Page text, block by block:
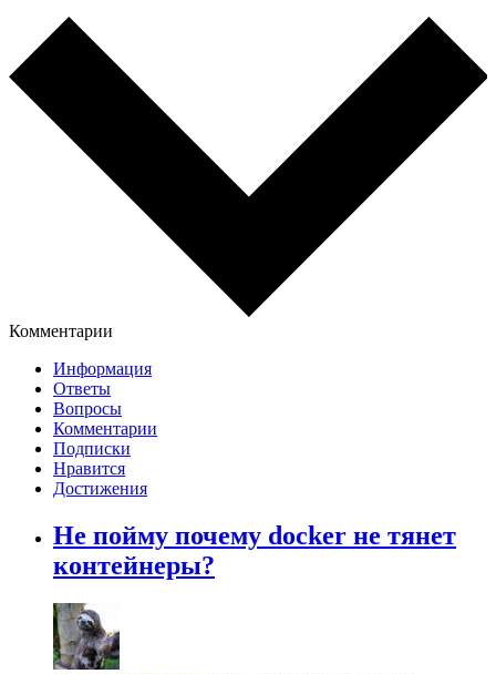
Комментарии
Информация
Ответы
Вопросы
Комментарии
Подписки
Нравится
Достижения
Не пойму почему docker не тянет
контейнеры?